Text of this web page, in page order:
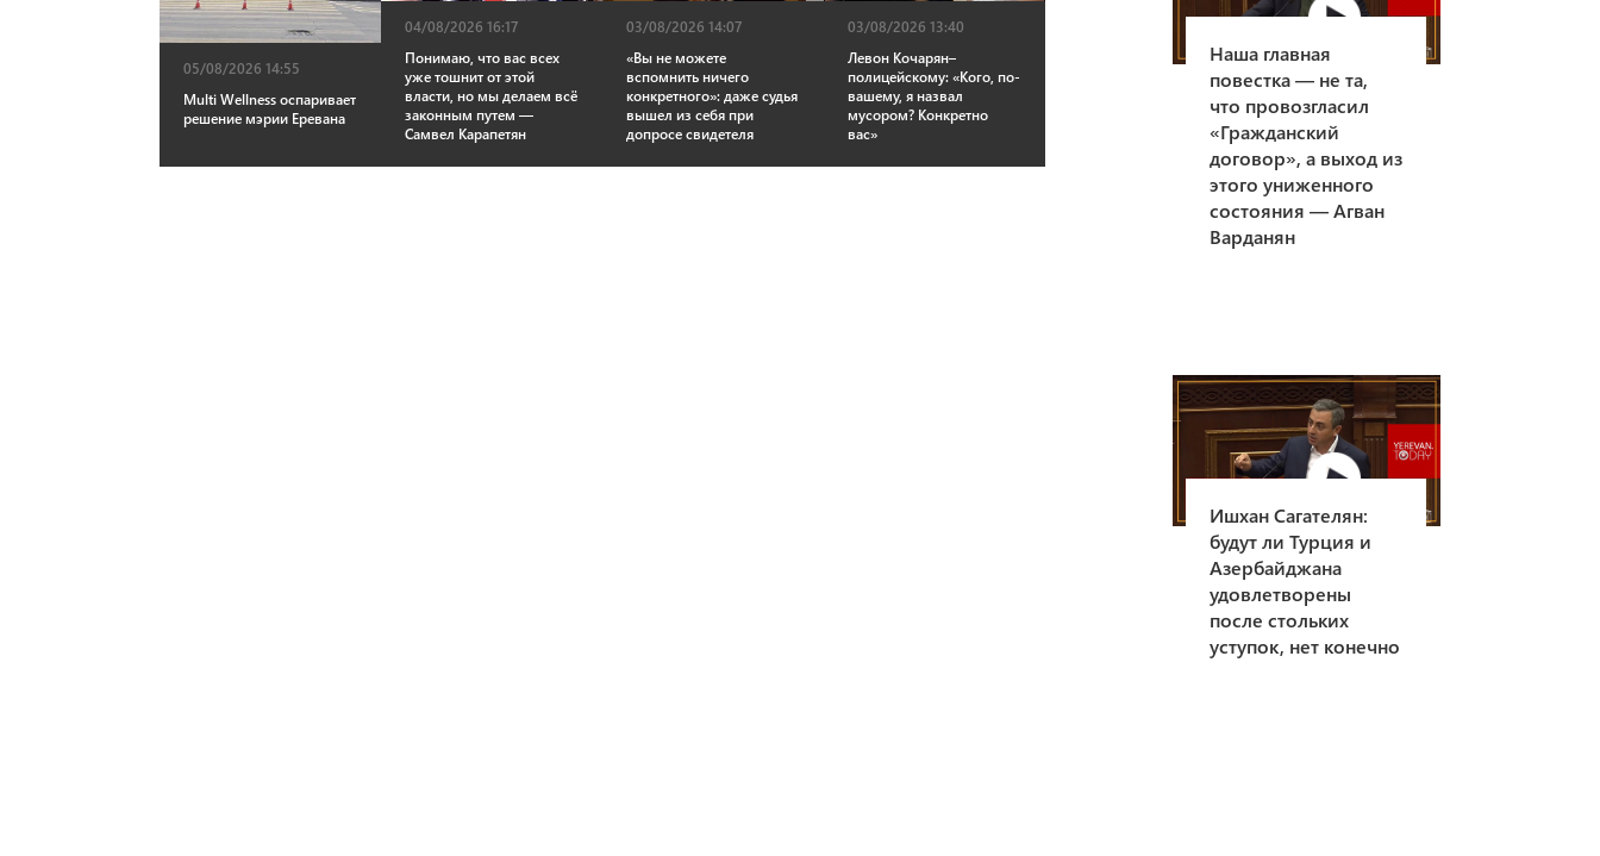
05/08/2026 14:55
Multi Wellness оспаривает
решение мэрии Еревана
04/08/2026 16:17
Понимаю, что вас всех
уже тошнит от этой
власти, но мы делаем всё
законным путем —
Самвел Карапетян
03/08/2026 14:07
«Вы не можете
вспомнить ничего
конкретного»: даже судья
вышел из себя при
допросе свидетеля
03/08/2026 13:40
Левон Кочарян–
полицейскому: «Кого, по-
вашему, я назвал
мусором? Конкретно
вас»
Наша главная
повестка — не та,
что провозгласил
«Гражданский
договор», а выход из
этого униженного
состояния — Агван
Варданян
Ишхан Сагателян:
будут ли Турция и
Азербайджана
удовлетворены
после стольких
уступок, нет конечно